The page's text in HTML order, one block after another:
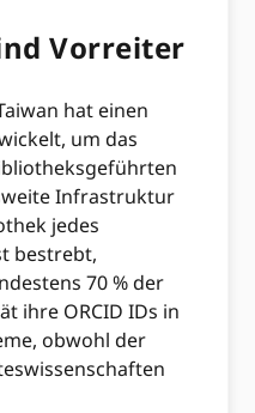
Vorreiter
hat einen
um das
Infrastruktur
jedes
bestrebt,
70 % der
ihre ORCID IDs in
obwohl der